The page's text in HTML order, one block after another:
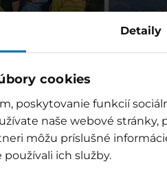
Detaily
cookies
poskytovanie funkcií
naše webové
môžu príslušné
používali ich služby.